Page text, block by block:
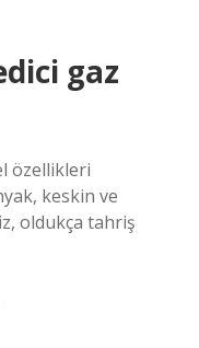
gaz
özellikleri
keskin ve
oldukça tahriş